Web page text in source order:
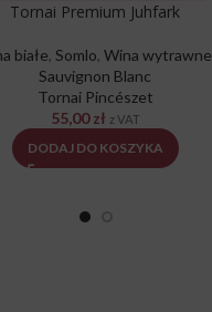
Tornai Premium Juhfark
białe, Somlo, Wina wytrawne
Sauvignon Blanc
Tornai Pincészet
55,00zł z VAT
DODAJ DO KOSZYKA